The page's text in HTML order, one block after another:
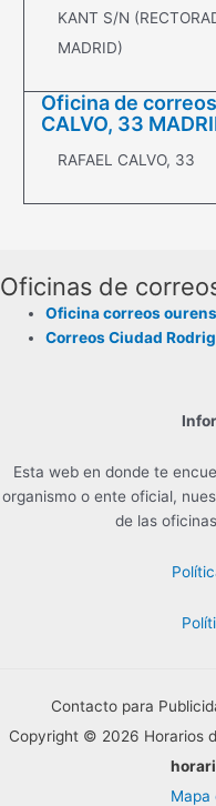
KANT S/N
MADRID)
Oficina de
CALVO, 33
RAFAEL CALVO, 33
Oficinas de
Oficina correos
Correos Ciudad
Esta web en donde te
organismo o ente oficial,
de las
Contacto para
Copyright © 2026 Horarios
Mapa